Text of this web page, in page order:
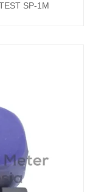
SP-1M